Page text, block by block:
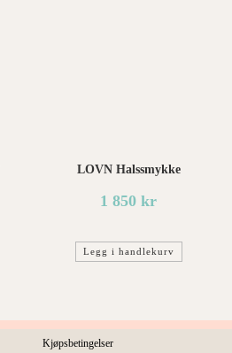
LOVN Halssmykke
1 850 kr
Legg i handlekurv
Kjøpsbetingelser